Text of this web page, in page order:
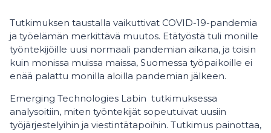
Tutkimuksen taustalla vaikuttivat COVID-19-pandemia
ja työelämän merkittävä muutos. Etätyöstä tuli monille
työntekijöille uusi normaali pandemian aikana, ja toisin
kuin monissa muissa maissa, Suomessa työpaikoille ei
enää palattu monilla aloilla pandemian jälkeen.
Emerging Technologies Labin tutkimuksessa
analysoitiin, miten työntekijät sopeutuivat uusiin
työjärjestelyihin ja viestintätapoihin. Tutkimus painottaa,